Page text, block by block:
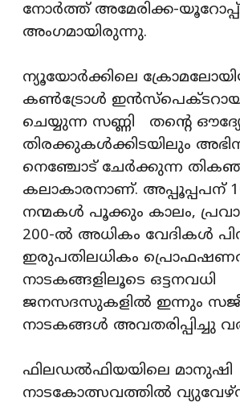
നോര്‍ത്ത് അമേരിക്ക-
അംഗമായിരുന്നു.
ന്യൂയോര്‍ക്കിലെ
കണ്‍ട്രോള്‍
ചെയ്യുന്ന സണ്ണി തന്റെ
തിരക്കുകള്‍ക്കിടയിലും
നെഞ്ചോട് ചേര്‍ക്കുന്ന
കലാകാരനാണ്. അപ്പൂപ്പപന്
നന്മകള്‍ പൂക്കും കാലം,
200-ല്‍ അധികം വേദികള്‍
ഇരുപതിലധികം
നാടകങ്ങളിലൂടെ ഒട്ടനവധി
ജനസദസുകളില്‍ ഇന്നും
നാടകങ്ങള്‍ അവതരിപ്പിച്ചു
ഫിലഡല്‍ഫിയയിലെ മാനുഷി
നാടകോത്സവത്തില്‍